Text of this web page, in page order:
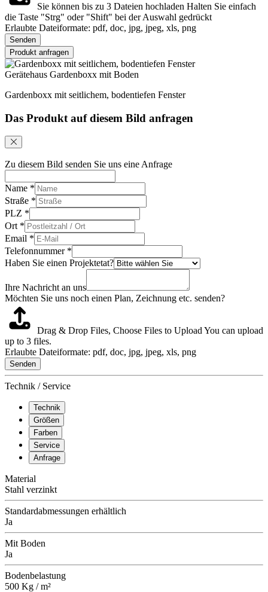
Sie können bis zu 3 Dateien hochladen Halten Sie einfach
die Taste "Strg" oder "Shift" bei der Auswahl gedrückt
Erlaubte Dateiformate: pdf, doc, jpg, jpeg, xls, png
Senden
Produkt anfragen
Gerätehaus Gardenboxx mit Boden
Gardenboxx mit seitlichem, bodentiefen Fenster
Das Produkt auf diesem Bild anfragen
Zu diesem Bild senden Sie uns eine Anfrage
Name *
Straße *
PLZ *
Ort *
Email *
Telefonnummer *
Haben Sie einen Projektetat?
Ihre Nachricht an uns
Möchten Sie uns noch einen Plan, Zeichnung etc. senden?
Drag & Drop Files, Choose Files to Upload You can upload
up to 3 files.
Erlaubte Dateiformate: pdf, doc, jpg, jpeg, xls, png
Senden
Technik / Service
Technik
Größen
Farben
Service
Anfrage
Material
Stahl verzinkt
Standardabmessungen erhältlich
Ja
Mit Boden
Ja
Bodenbelastung
500 Kg / m²